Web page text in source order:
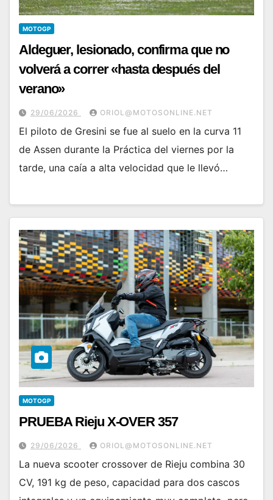
MOTOGP
Aldeguer, lesionado, confirma que no
volverá a correr «hasta después del
verano»
29/06/2026 ORIOL@MOTOSONLINE.NET
El piloto de Gresini se fue al suelo en la curva 11
de Assen durante la Práctica del viernes por la
tarde, una caía a alta velocidad que le llevó…
MOTOGP
PRUEBA Rieju X-OVER 357
29/06/2026 ORIOL@MOTOSONLINE.NET
La nueva scooter crossover de Rieju combina 30
CV, 191 kg de peso, capacidad para dos cascos